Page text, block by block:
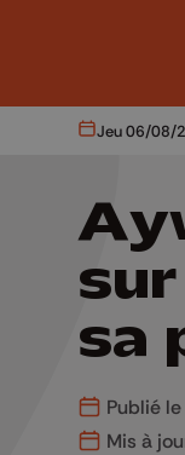
Aujourd'hui
Jeu 06/08/
sa
Publié
Mis à